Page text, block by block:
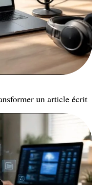
un article écrit